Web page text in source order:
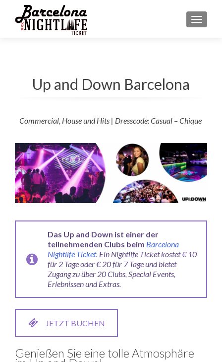
MENU
Up and Down Barcelona
Commercial, House und Hits | Dresscode: Casual – Chique
Das Up and Down ist einer der
teilnehmenden Clubs beim Barcelona
Nightlife Ticket. Ein Nightlife Ticket kostet € 10
für 2 Tage oder € 20 für 7 Tage und bietet
Zugang zu über 20 Clubs, Special Events,
Erlebnissen und Extras.
JETZT BUCHEN
Genießen Sie eine tolle Atmosphäre